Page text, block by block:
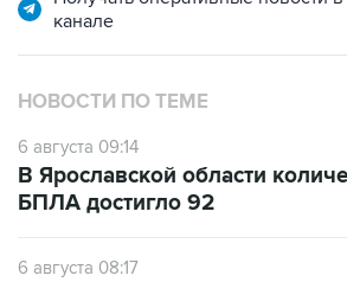
канале
НОВОСТИ ПО ТЕМЕ
6 августа 09:14
В Ярославской области
БПЛА достигло 92
6 августа 08:17